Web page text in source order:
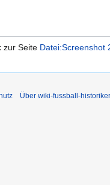
zur Seite Datei:Screenshot
Über wiki-fussball-